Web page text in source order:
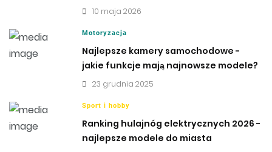
10 maja 2026
Motoryzacja
Najlepsze kamery samochodowe -
jakie funkcje mają najnowsze modele?
23 grudnia 2025
Sport i hobby
Ranking hulajnóg elektrycznych 2026 -
najlepsze modele do miasta